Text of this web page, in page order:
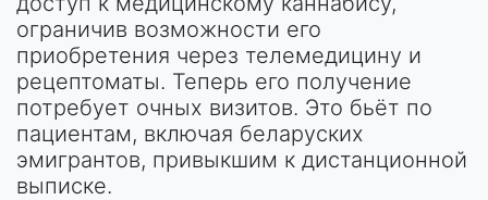
ограничив возможности его
приобретения через телемедицину и
рецептоматы. Теперь его получение
потребует очных визитов. Это бьёт по
пациентам, включая беларуских
эмигрантов, привыкшим к дистанционной
выписке.